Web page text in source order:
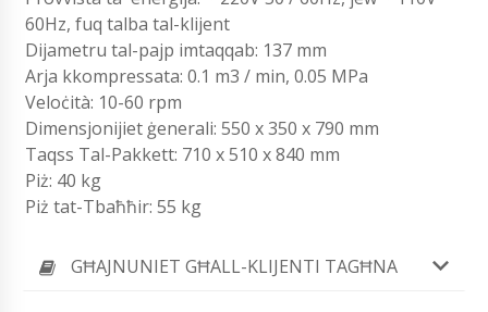
60Hz, fuq talba tal-klijent
Dijametru tal-pajp imtaqqab: 137 mm
Arja kkompressata: 0.1 m3 / min, 0.05 MPa
Veloċità: 10-60 rpm
Dimensjonijiet ġenerali: 550 x 350 x 790 mm
Taqss Tal-Pakkett: 710 x 510 x 840 mm
Piż: 40 kg
Piż tat-Tbaħħir: 55 kg
GĦAJNUNIET GĦALL-KLIJENTI TAGĦNA